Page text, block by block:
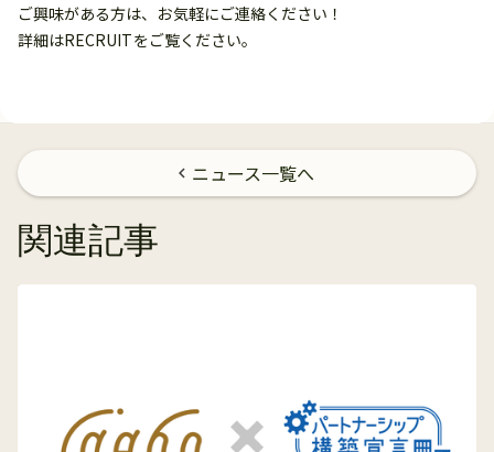
ご興味がある方は、お気軽にご連絡ください！
詳細はRECRUITをご覧ください。
chevron_left ニュース一覧へ
関連記事